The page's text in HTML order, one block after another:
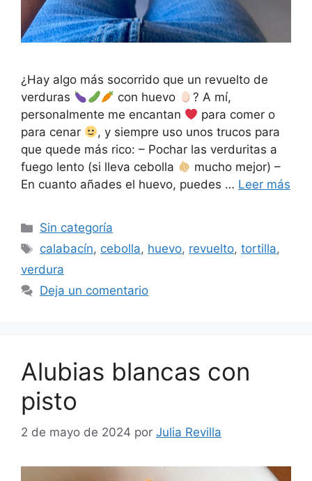
¿Hay algo más socorrido que un revuelto de
verduras
con huevo
? A mí,
personalmente me encantan
para comer o
para cenar
, y siempre uso unos trucos para
que quede más rico: – Pochar las verduritas a
fuego lento (si lleva cebolla
mucho mejor) –
En cuanto añades el huevo, puedes … Leer más
Sin categoría
calabacín, cebolla, huevo, revuelto,tortilla,
verdura
Deja un comentario
Alubias blancas con
pisto
2 de mayo de 2024 por Julia Revilla